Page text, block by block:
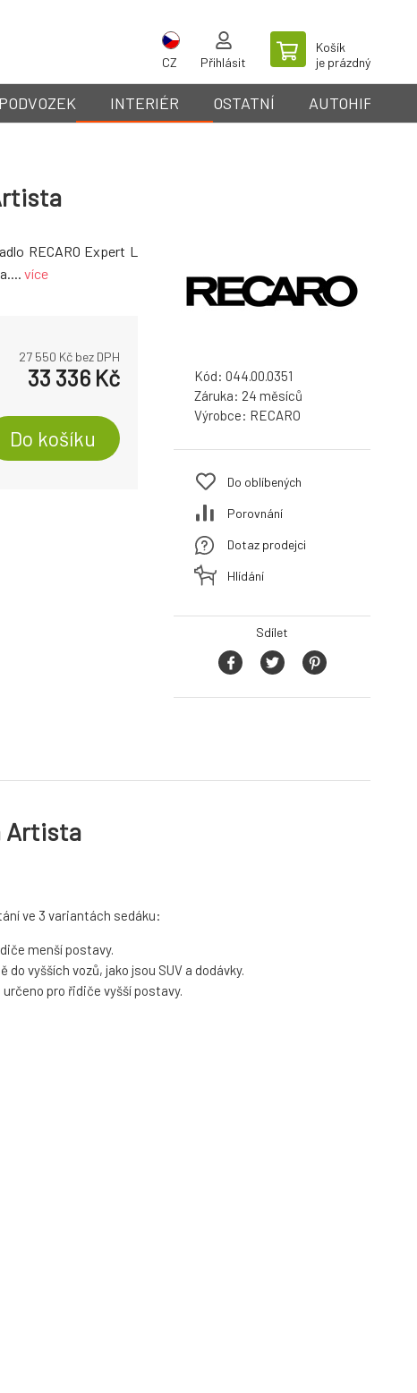
CZ Přihlásit
Košík
je prázdný
PODVOZEK INTERIÉR OSTATNÍ AUTOHIFI
RECARO Expert L
více
27 550 Kč bez DPH
33 336 Kč
Do košíku
Kód: 044.00.0351
Záruka: 24
Výrobce: RECARO
Do oblíbených
Porovnání
Dotaz prodejci
Hlídání
Sdílet
Artista
ve 3 variantách sedáku:
menší postavy.
vyšších vozů, jako jsou SUV a dodávky.
pro řidiče vyšší postavy.